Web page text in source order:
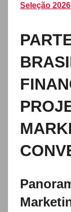
Seleção 2026